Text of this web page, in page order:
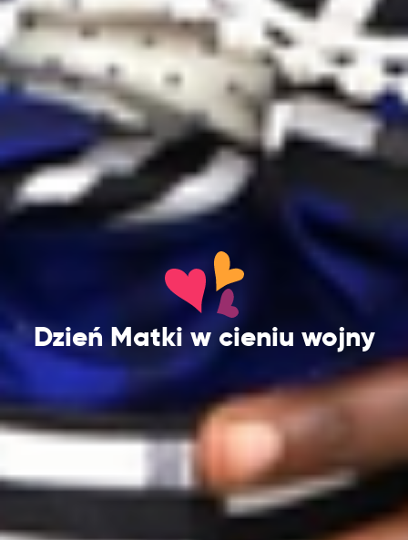
Dzień Matki w cieniu wojny